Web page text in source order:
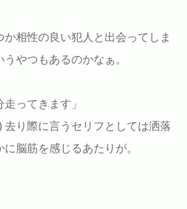
相性の良い犯人と出会ってしま
やつもあるのかなぁ。
走ってきます」
去り際に言うセリフとしては洒落
脳筋を感じるあたりが。